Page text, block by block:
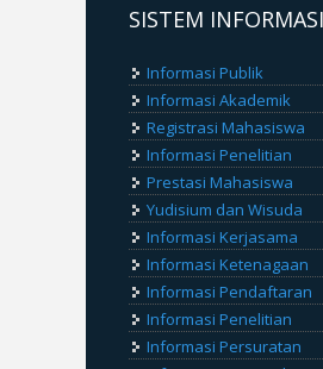
SISTEM INFORMASI
Informasi Publik
Informasi Akademik
Registrasi Mahasiswa
Informasi Penelitian
Prestasi Mahasiswa
Yudisium dan Wisuda
Informasi Kerjasama
Informasi Ketenagaan
Informasi Pendaftaran
Informasi Penelitian
Informasi Persuratan